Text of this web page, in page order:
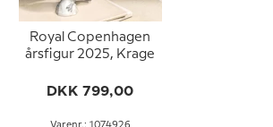
Royal Copenhagen
årsfigur 2025, Krage
DKK 799,00
Varenr.: 1074926